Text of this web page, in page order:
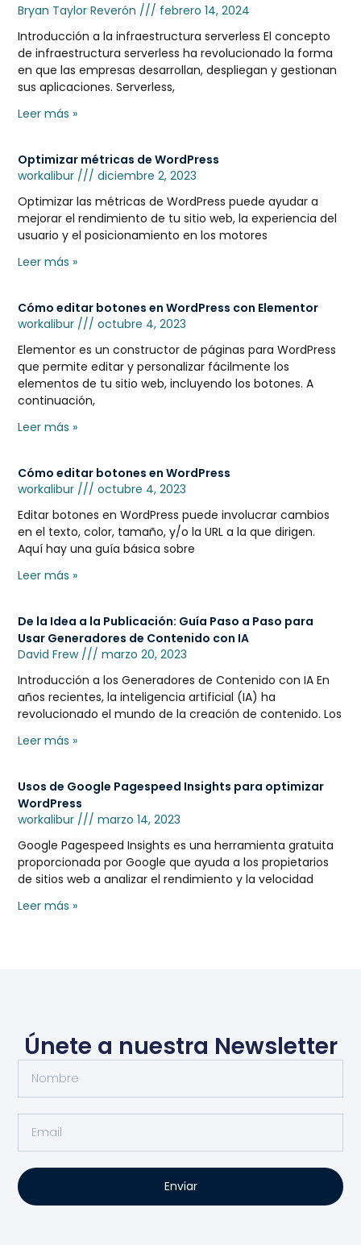
Bryan Taylor Reverón
febrero 14, 2024
Introducción a la infraestructura serverless El concepto
de infraestructura serverless ha revolucionado la forma
en que las empresas desarrollan, despliegan y gestionan
sus aplicaciones. Serverless,
Leer más »
Optimizar métricas de WordPress
workalibur
diciembre 2, 2023
Optimizar las métricas de WordPress puede ayudar a
mejorar el rendimiento de tu sitio web, la experiencia del
usuario y el posicionamiento en los motores
Leer más »
Cómo editar botones en WordPress con Elementor
workalibur
octubre 4, 2023
Elementor es un constructor de páginas para WordPress
que permite editar y personalizar fácilmente los
elementos de tu sitio web, incluyendo los botones. A
continuación,
Leer más »
Cómo editar botones en WordPress
workalibur
octubre 4, 2023
Editar botones en WordPress puede involucrar cambios
en el texto, color, tamaño, y/o la URL a la que dirigen.
Aquí hay una guía básica sobre
Leer más »
De la Idea a la Publicación: Guía Paso a Paso para
Usar Generadores de Contenido con IA
David Frew
marzo 20, 2023
Introducción a los Generadores de Contenido con IA En
años recientes, la inteligencia artificial (IA) ha
revolucionado el mundo de la creación de contenido. Los
Leer más »
Usos de Google Pagespeed Insights para optimizar
WordPress
workalibur
marzo 14, 2023
Google Pagespeed Insights es una herramienta gratuita
proporcionada por Google que ayuda a los propietarios
de sitios web a analizar el rendimiento y la velocidad
Leer más »
Únete a nuestra Newsletter
Enviar